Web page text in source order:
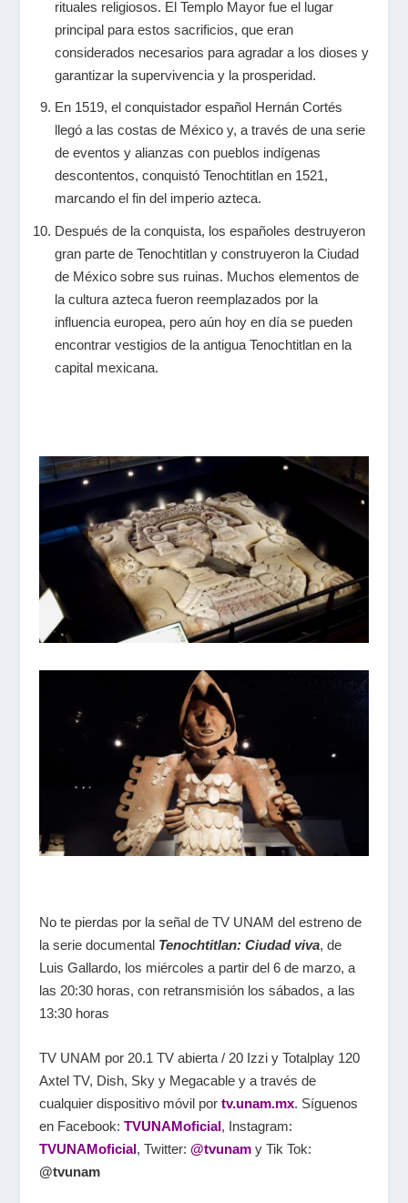
rituales religiosos. El Templo Mayor fue el lugar
principal para estos sacrificios, que eran
considerados necesarios para agradar a los dioses y
garantizar la supervivencia y la prosperidad.
En 1519, el conquistador español Hernán Cortés
llegó a las costas de México y, a través de una serie
de eventos y alianzas con pueblos indígenas
descontentos, conquistó Tenochtitlan en 1521,
marcando el fin del imperio azteca.
Después de la conquista, los españoles destruyeron
gran parte de Tenochtitlan y construyeron la Ciudad
de México sobre sus ruinas. Muchos elementos de
la cultura azteca fueron reemplazados por la
influencia europea, pero aún hoy en día se pueden
encontrar vestigios de la antigua Tenochtitlan en la
capital mexicana.
No te pierdas por la señal de TV UNAM del estreno de
la serie documental Tenochtitlan: Ciudad viva, de
Luis Gallardo, los miércoles a partir del 6 de marzo, a
las 20:30 horas, con retransmisión los sábados, a las
13:30 horas
TV UNAM por 20.1 TV abierta / 20 Izzi y Totalplay 120
Axtel TV, Dish, Sky y Megacable y a través de
cualquier dispositivo móvil por tv.unam.mx. Síguenos
en Facebook: TVUNAMoficial, Instagram:
TVUNAMoficial, Twitter: @tvunamy Tik Tok:
@tvunam